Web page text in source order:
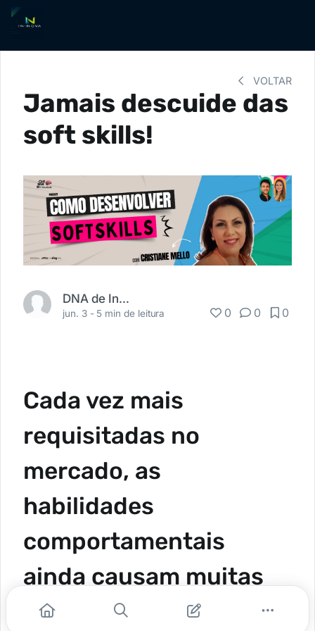
VOLTAR
Jamais descuide das
soft skills!
DNA de Inovação
jun. 3 - 5 min de leitura 0 0 0
Cada vez mais
requisitadas no
mercado, as
habilidades
comportamentais
ainda causam muitas
dúvidas. Cristiane